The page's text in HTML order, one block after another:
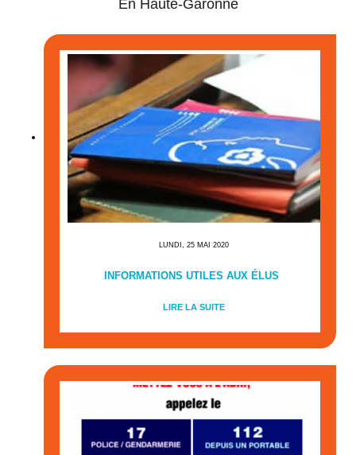
En Haute-Garonne
LUNDI, 25 MAI 2020
INFORMATIONS UTILES AUX ÉLUS
LIRE LA SUITE